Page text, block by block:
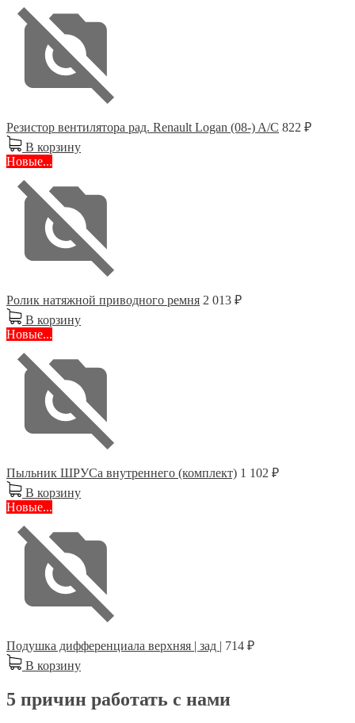
Резистор вентилятора рад. Renault Logan (08-) A/C 822 ₽
В корзину
Новые...
Ролик натяжной приводного ремня 2 013 ₽
В корзину
Новые...
Пыльник ШРУСа внутреннего (комплект) 1 102 ₽
В корзину
Новые...
Подушка дифференциала верхняя | зад | 714 ₽
В корзину
5 причин работать с нами